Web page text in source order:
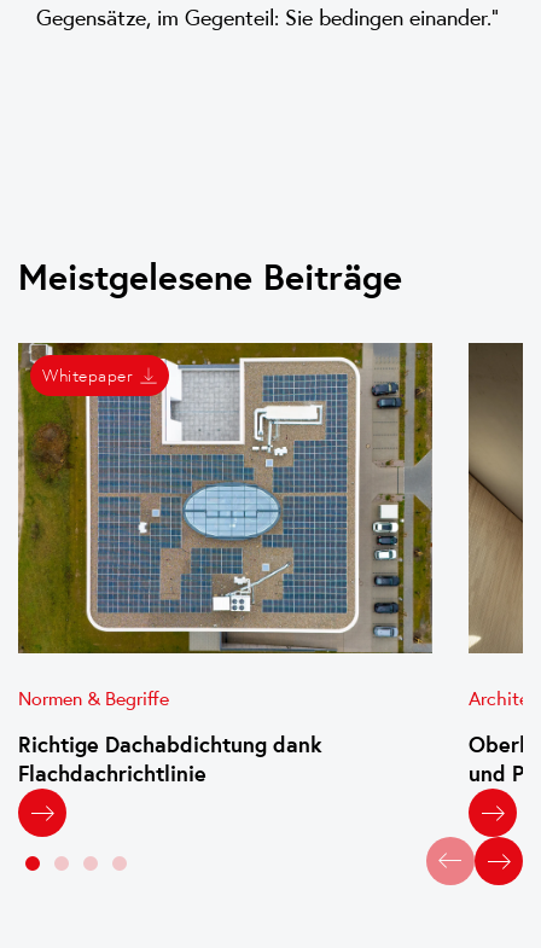
Gegensätze, im Gegenteil: Sie bedingen einander.“
Meistgelesene Beiträge
Whitepaper
Normen & Begriffe
Richtige Dachabdichtung dank
Flachdachrichtlinie
und